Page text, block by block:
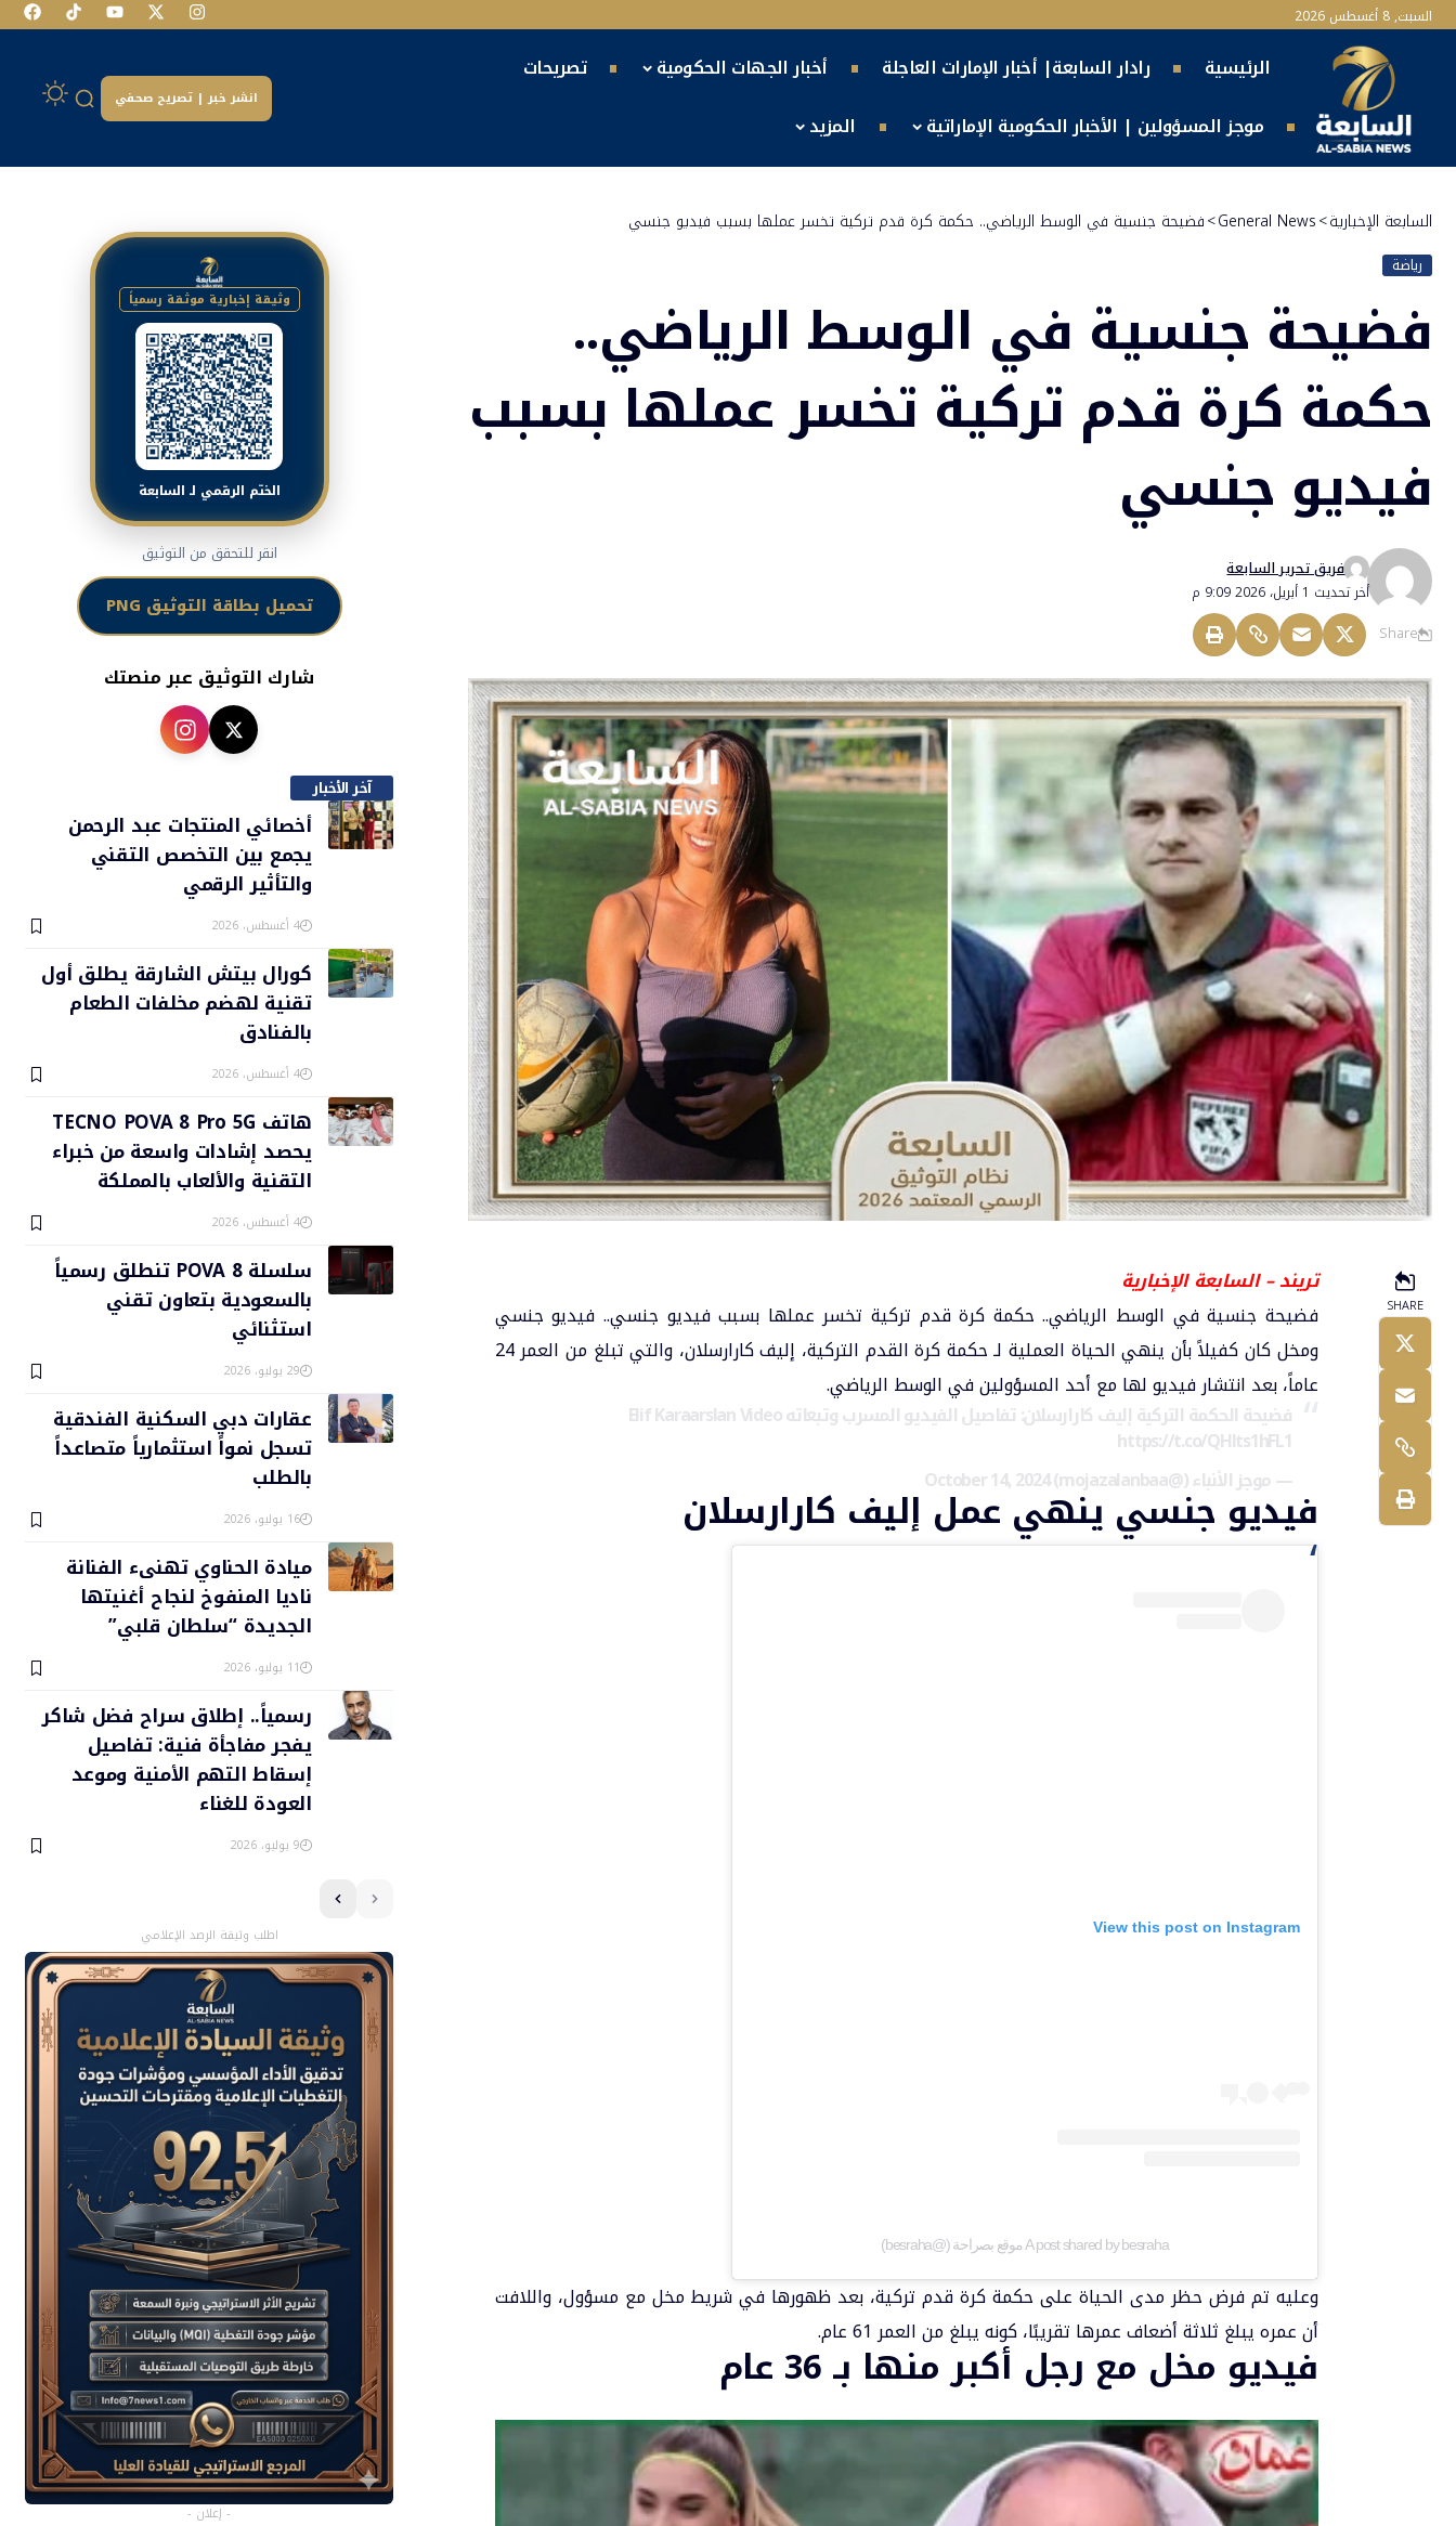
السبت, 8 أغسطس 2026
الرئيسية رادار السابعة| أخبار الإمارات العاجلة أخبار الجهات الحكومية
تصريحات
موجز المسؤولين | الأخبار الحكومية الإماراتية
المزيد
انشر خبر | تصريح صحفي
السابعة الإخبارية>
General News
>فضيحة جنسية في الوسط الرياضي.. حكمة كرة قدم تركية تخسر عملها بسبب فيديو جنسي
رياضة
فضيحة جنسية في الوسط الرياضي..
حكمة كرة قدم تركية تخسر عملها بسبب
فيديو جنسي
أخر تحديث 1 أبريل، 2026 9:09 م
فريق تحرير السابعة
Share
SHARE
تريند – السابعة الإخبارية
فضيحة جنسية في الوسط الرياضي.. حكمة كرة قدم تركية تخسر عملها بسبب فيديو جنسي.. فيديو جنسي
ومخل كان كفيلاً بأن ينهي الحياة العملية لـ حكمة كرة القدم التركية، إليف كارارسلان، والتي تبلغ من العمر 24
عاماً، بعد انتشار فيديو لها مع أحد المسؤولين في الوسط الرياضي.
فضيحة الحكمة التركية إليف كارارسلان: تفاصيل الفيديو المسرب وتبعاته Elif Karaarslan Video
https://t.co/QHlts1hFL1
— موجز الأنباء (@mojazalanbaa)
October 14, 2024
فيديو جنسي ينهي عمل إليف كارارسلان
View this post on Instagram
A post shared by besraha موقع بصراحة (@besraha)
وعليه تم فرض حظر مدى الحياة على حكمة كرة قدم تركية، بعد ظهورها في شريط مخل مع مسؤول، واللافت
أن عمره يبلغ ثلاثة أضعاف عمرها تقريبًا، كونه يبلغ من العمر 61 عام.
فيديو مخل مع رجل أكبر منها بـ 36 عام
وثيقة إخبارية موثقة رسمياً
الختم الرقمي لـ السابعة
انقر للتحقق من التوثيق
تحميل بطاقة التوثيق PNG
شارك التوثيق عبر منصتك
آخر الأخبار
أخصائي المنتجات عبد الرحمن
يجمع بين التخصص التقني
والتأثير الرقمي
4 أغسطس، 2026
كورال بيتش الشارقة يطلق أول
تقنية لهضم مخلفات الطعام
بالفنادق
4 أغسطس، 2026
هاتف TECNO POVA 8 Pro 5G
يحصد إشادات واسعة من خبراء
التقنية والألعاب بالمملكة
4 أغسطس، 2026
سلسلة POVA 8 تنطلق رسمياً
بالسعودية بتعاون تقني
استثنائي
29 يوليو، 2026
عقارات دبي السكنية الفندقية
تسجل نمواً استثمارياً متصاعداً
بالطلب
16 يوليو، 2026
ميادة الحناوي تهنىء الفنانة
ناديا المنفوخ لنجاح أغنيتها
الجديدة “سلطان قلبي”
11 يوليو، 2026
رسمياً.. إطلاق سراح فضل شاكر
يفجر مفاجأة فنية: تفاصيل
إسقاط التهم الأمنية وموعد
العودة للغناء
9 يوليو، 2026
اطلب وثيقة الرصد الإعلامي
- إعلان -